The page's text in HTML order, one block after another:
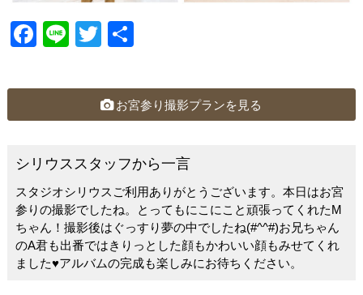
F
c
o
o
k
Li
e
T
tt
erお宮参り撮影プランを見る
シリウススタッフから一言
スタジオシリウスご利用ありがとうございます。本日はお宮
参りの撮影でしたね。とってもにこにこと頑張ってくれたM
ちゃん！撮影後はぐっすり夢の中でしたね(#^^#)お兄ちゃん
のA君も出番ではきりっとした顔もかわいい顔もみせてくれ
ました♥アルバムの完成も楽しみにお待ちください。